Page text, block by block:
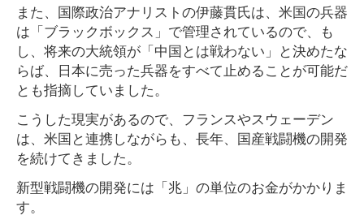
また、国際政治アナリストの伊藤貫氏は、米国の兵器
は「ブラックボックス」で管理されているので、も
し、将来の大統領が「中国とは戦わない」と決めたな
らば、日本に売った兵器をすべて止めることが可能だ
とも指摘していました。
こうした現実があるので、フランスやスウェーデン
は、米国と連携しながらも、長年、国産戦闘機の開発
を続けてきました。
新型戦闘機の開発には「兆」の単位のお金がかかりま
す。